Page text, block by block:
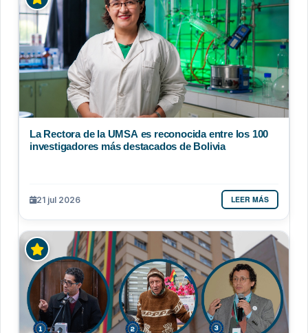
La Rectora de la UMSA es reconocida entre los 100
investigadores más destacados de Bolivia
21 jul 2026 LEER MÁS